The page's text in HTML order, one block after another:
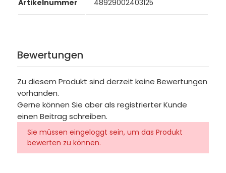
Artikelnummer 48929002403125
Bewertungen
Zu diesem Produkt sind derzeit keine Bewertungen
vorhanden.
Gerne können Sie aber als registrierter Kunde
einen Beitrag schreiben.
Sie müssen eingeloggt sein, um das Produkt
bewerten zu können.